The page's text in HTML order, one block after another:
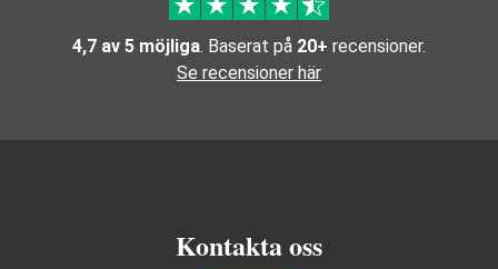
4,7 av 5 möjliga. Baserat på 20+ recensioner.
Se recensioner här
Kontakta oss